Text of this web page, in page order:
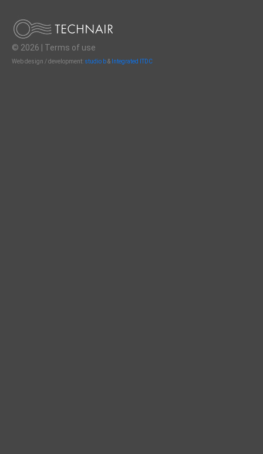
© 2026 | Terms of use
Web design / development: studio b& Integrated ITDC